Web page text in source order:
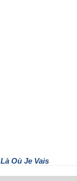
Là Où Je Vais